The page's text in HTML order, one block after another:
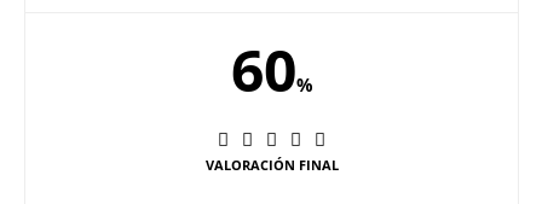
60%
VALORACIÓN FINAL